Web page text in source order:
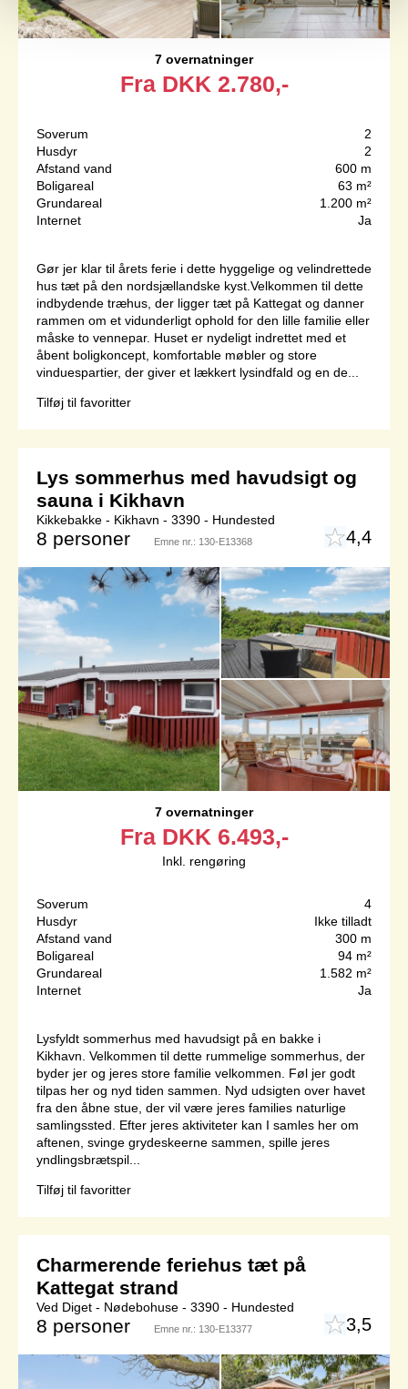
7 overnatninger
Fra DKK 2.780,-
Soverum
2
Husdyr
2
Afstand vand
600 m
Boligareal
63 m²
Grundareal
1.200 m²
Internet
Ja
Gør jer klar til årets ferie i dette hyggelige og velindrettede
hus tæt på den nordsjællandske kyst.Velkommen til dette
indbydende træhus, der ligger tæt på Kattegat og danner
rammen om et vidunderligt ophold for den lille familie eller
måske to vennepar. Huset er nydeligt indrettet med et
åbent boligkoncept, komfortable møbler og store
vinduespartier, der giver et lækkert lysindfald og en de...
Tilføj til favoritter
Lys sommerhus med havudsigt og
sauna i Kikhavn
Kikkebakke - Kikhavn - 3390 - Hundested
8 personer Emne nr.: 130-E13368 4,4
7 overnatninger
Fra DKK 6.493,-
Inkl. rengøring
Soverum
4
Husdyr
Ikke tilladt
Afstand vand
300 m
Boligareal
94 m²
Grundareal
1.582 m²
Internet
Ja
Lysfyldt sommerhus med havudsigt på en bakke i
Kikhavn. Velkommen til dette rummelige sommerhus, der
byder jer og jeres store familie velkommen. Føl jer godt
tilpas her og nyd tiden sammen. Nyd udsigten over havet
fra den åbne stue, der vil være jeres families naturlige
samlingssted. Efter jeres aktiviteter kan I samles her om
aftenen, svinge grydeskeerne sammen, spille jeres
yndlingsbrætspil...
Tilføj til favoritter
Charmerende feriehus tæt på
Kattegat strand
Ved Diget - Nødebohuse - 3390 - Hundested
8 personer Emne nr.: 130-E13377 3,5